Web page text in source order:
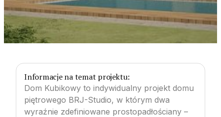
Informacje na temat projektu:
Dom Kubikowy to indywidualny projekt domu
piętrowego BRJ-Studio, w którym dwa
wyraźnie zdefiniowane prostopadłościany –